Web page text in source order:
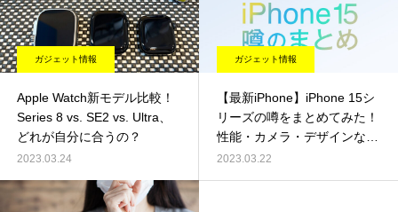
ガジェット情報
Apple Watch新モデル比較！
Series 8 vs. SE2 vs. Ultra、
どれが自分に合うの？
2023.03.24
ガジェット情報
【最新iPhone】iPhone 15シ
リーズの噂をまとめてみた！
性能・カメラ・デザインなど
最新情報をチェック！
2023.03.22